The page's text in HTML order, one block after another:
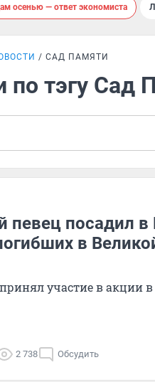
осенью — ответ экономиста
САД ПАМЯТИ
по тэгу Сад
певец посадил в
в
участие в акции
2 738 Обсудить